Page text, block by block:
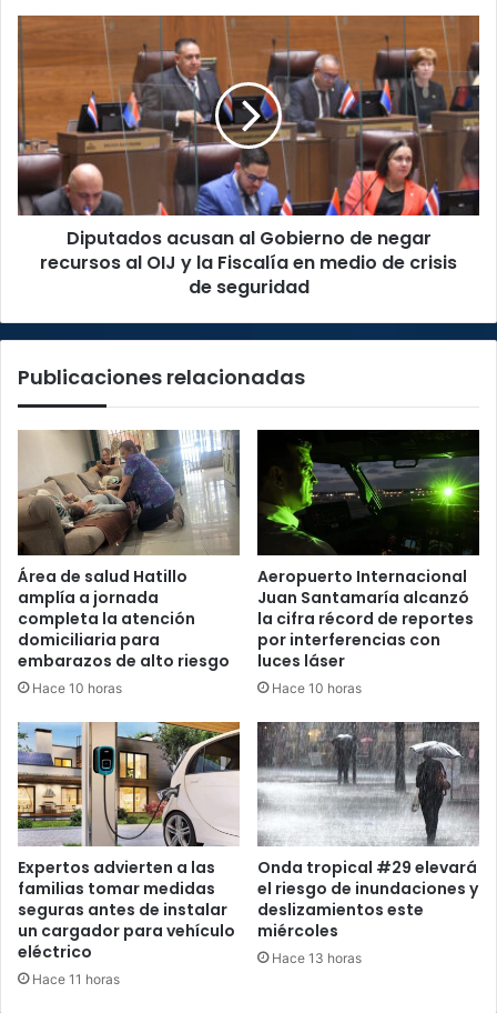
Neto
Diputados
al
Gobierno
de
negar
recursos
OIJ
medio
crisis
Diputados acusan al Gobierno de negar
recursos al OIJ y la Fiscalía en medio de crisis
de seguridad
Publicaciones relacionadas
Área de salud Hatillo
amplía a jornada
completa la atención
domiciliaria para
embarazos de alto riesgo
Hace 10 horas
Aeropuerto Internacional
Juan Santamaría alcanzó
la cifra récord de reportes
por interferencias con
luces láser
Hace 10 horas
Expertos advierten a las
familias tomar medidas
seguras antes de instalar
un cargador para vehículo
eléctrico
Hace 11 horas
Onda tropical #29 elevará
el riesgo de inundaciones y
deslizamientos este
miércoles
Hace 13 horas